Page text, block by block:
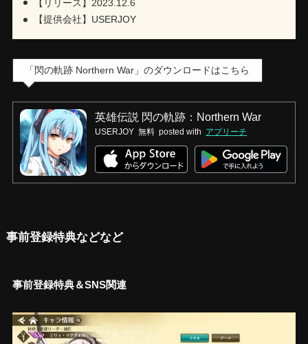
【リリース】2023.12.6
【提供会社】USERJOY
「閃の軌跡 Northern War」のダウンロードはこちら
英雄伝説 閃の軌跡：Northern War
USERJOY 無料 posted with アプリーチ
事前登録特典などなど
事前登録特典＆SNS関連